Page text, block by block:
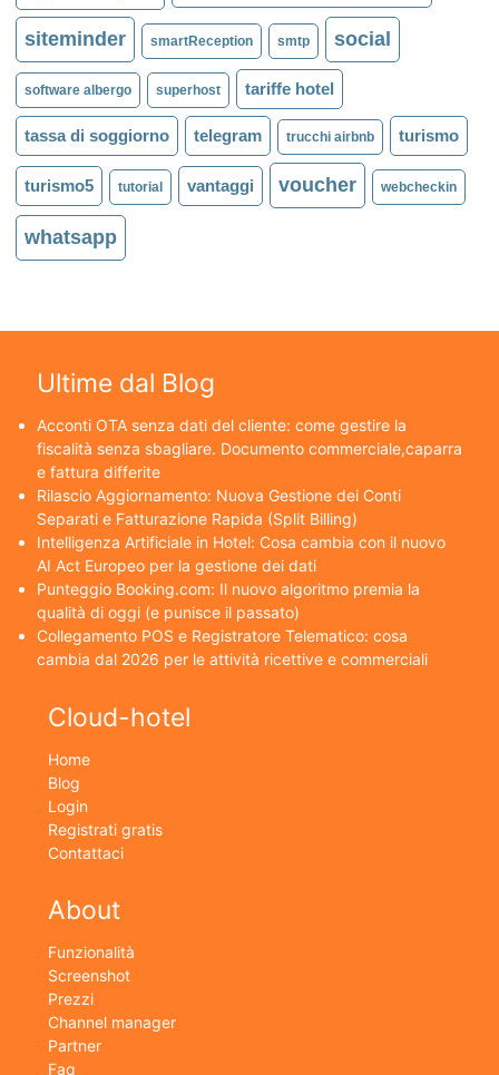
siteminder smartReception smtp social
software albergo superhost tariffe hotel
tassa di soggiorno telegram trucchi airbnb turismo
turismo5 tutorial vantaggi voucher webcheckin
whatsapp
Ultime dal Blog
Acconti OTA senza dati del cliente: come gestire la
fiscalità senza sbagliare. Documento commerciale,caparra
e fattura differite
Rilascio Aggiornamento: Nuova Gestione dei Conti
Separati e Fatturazione Rapida (Split Billing)
Intelligenza Artificiale in Hotel: Cosa cambia con il nuovo
AI Act Europeo per la gestione dei dati
Punteggio Booking.com: Il nuovo algoritmo premia la
qualità di oggi (e punisce il passato)
Collegamento POS e Registratore Telematico: cosa
cambia dal 2026 per le attività ricettive e commerciali
Cloud-hotel
Home
Blog
Login
Registrati gratis
Contattaci
About
Funzionalità
Screenshot
Prezzi
Channel manager
Partner
Faq